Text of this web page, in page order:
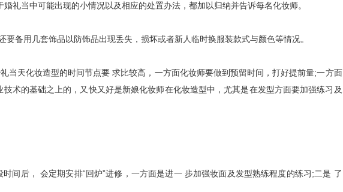
当中可能出现的小情况以及相应的处置办法，都加以归纳并告诉每名化妆师。
用几套饰品以防饰品出现丢失，损坏或者新人临时换服装款式与颜色等情况。
天化妆造型的时间节点要 求比较高，一方面化妆师要做到预留时间，打好提前量;一方面
术的基础之上的，又快又好是新娘化妆师在化妆造型中，尤其是在发型方面要加强练习及
后， 会定期安排“回炉”进修，一方面是进一 步加强妆面及发型熟练程度的练习;二是 了